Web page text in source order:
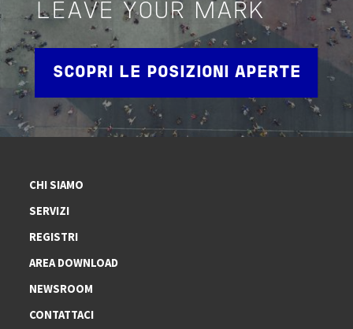
LEAVE YOUR MARK
SCOPRI LE POSIZIONI APERTE
CHI SIAMO
SERVIZI
REGISTRI
AREA DOWNLOAD
NEWSROOM
CONTATTACI